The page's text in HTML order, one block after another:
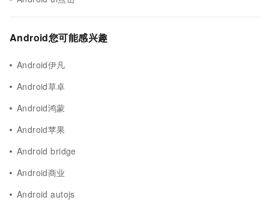
Android您可能感兴趣
Android伊凡
Android草卓
Android鸿蒙
Android苹果
Android bridge
Android商业
Android autojs